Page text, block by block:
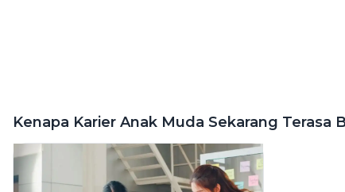
Kenapa Karier Anak Muda Sekarang